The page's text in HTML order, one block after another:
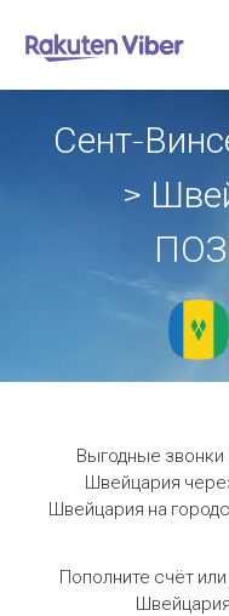
Сент-
>
Выгодные звонки
Швейцария
Швейцария на
Пополните счёт